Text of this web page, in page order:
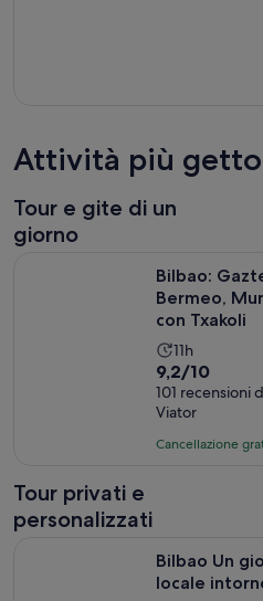
Attività più
Tour e gite di un
giorno
Bilbao:
Bermeo,
con Txakoli
L’attività
dura
11
ore
11h
Valutazione
di
9.2
su
101
recensioni
9,2/10
101 recensioni
Viator
Cancellazione
Tour privati e
personalizzati
Bilbao Un
locale